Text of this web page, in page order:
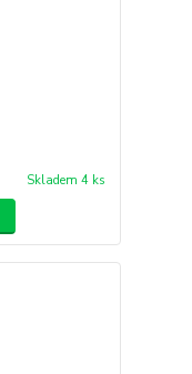
Skladem 4 ks